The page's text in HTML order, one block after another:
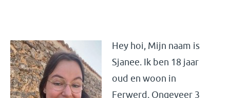
Hey hoi, Mijn naam is
Sjanee. Ik ben 18 jaar
oud en woon in
Ferwerd. Ongeveer 3